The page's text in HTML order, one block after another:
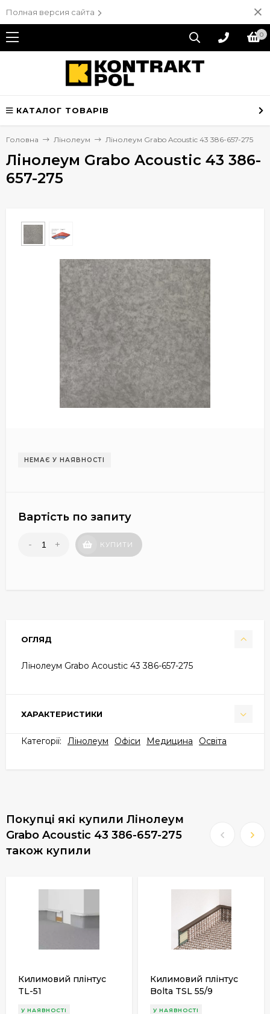
Полная версия сайта
0
КАТАЛОГ ТОВАРІВ
Головна Лінолеум Лінолеум Grabo Acoustic 43 386-657-275
Лінолеум Grabo Acoustic 43 386-
657-275
НЕМАЄ У НАЯВНОСТІ
Вартість по запиту
- + КУПИТИ
ОГЛЯД
Лінолеум Grabo Acoustic 43 386-657-275
ХАРАКТЕРИСТИКИ
Категорії: Лінолеум Офіси Медицина Освіта
Покупці які купили Лінолеум
Grabo Acoustic 43 386-657-275
також купили
Килимовий плінтус
TL-51
У НАЯВНОСТІ
Килимовий плінтус
Bolta TSL 55/9
У НАЯВНОСТІ